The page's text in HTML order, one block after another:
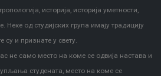
историја, историја уметности,
Неке од студијских група имају традицију
су и признате у свету.
не само место на коме се одвија настава и
студената, место на коме се